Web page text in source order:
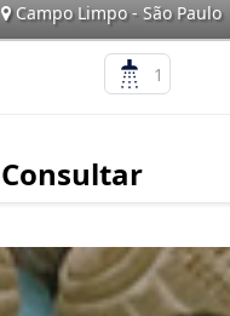
Campo Limpo - São Paulo
1
Consultar